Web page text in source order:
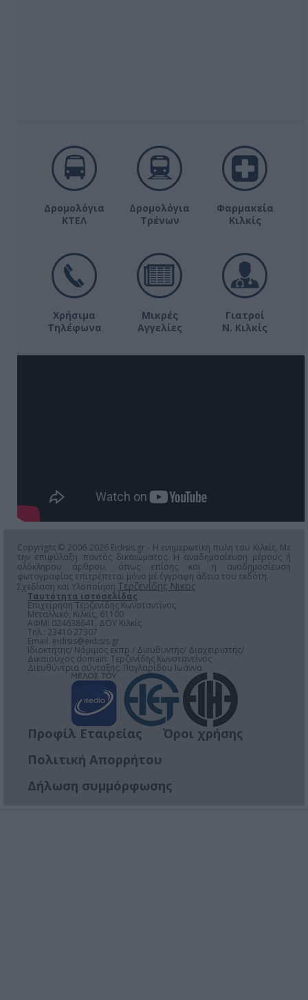
Δρομολόγια
ΚΤΕΛ
Δρομολόγια
Τρένων
Φαρμακεία
Κιλκίς
Χρήσιμα
Τηλέφωνα
Μικρές
Αγγελίες
Γιατροί
Ν. Κιλκίς
Copyright © 2006-2026 Eidisis.gr - Η ενημερωτική πύλη του Κιλκίς. Με
την επιφύλαξη παντός δικαιώματος. Η αναδημοσίευση μέρους ή
ολόκληρου άρθρου, όπως επίσης και η αναδημοσίευση
φωτογραφίας επιτρέπεται μόνο μέ έγγραφη άδεια του εκδότη.
Σχεδίαση και Υλοποίηση Τερζενίδης Νικος
Ταυτότητα ιστοσελίδας
Επιχείρηση Τερζενίδης Κωνσταντίνος
Μεταλλικό, Κιλκίς, 61100
ΑΦΜ: 024638641, ΔΟΥ Κιλκίς
Τηλ.: 23410 27307
Email: eidisis@eidisis.gr
Ιδιοκτήτης/ Νόμιμος εκπρ./ Διευθυντής/ Διαχειριστής/
Δικαιούχος domain: Τερζενίδης Κωνσταντίνος
Διευθύντρια σύνταξης: Παγλαρίδου Ιωάννα
Προφίλ Εταιρείας
Όροι χρήσης
Πολιτική Απορρήτου
Δήλωση συμμόρφωσης